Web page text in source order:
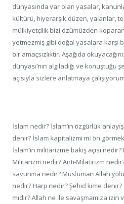
dünyasında var olan yasalar,
kültürü, hiyerarşik düzen, yalanlar,
mülkiyetçilik bizi özümüzden
yetmezmiş gibi doğal yasalara karşı
bir amaçsızlıktır. Aşağıda
dünyası’nın algıladığı ve
açısıyla sizlere anlatmaya
İslam nedir? İslam’ın özgürlük
denir? İslam kapitalizmi mi ön
İslam’ın militarizme bakış açısı
Militarizm nedir? Anti-Milatirizm
savunma nedir? Müslüman Allah
nedir? Harp nedir? Şehid kime
mıdır? Allah ne ile savaşmamıza